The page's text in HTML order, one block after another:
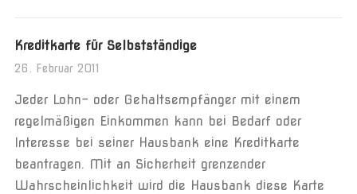
Kreditkarte für Selbstständige
26. Februar 2011
Jeder Lohn- oder Gehaltsempfänger mit einem
regelmäßigen Einkommen kann bei Bedarf oder
Interesse bei seiner Hausbank eine Kreditkarte
beantragen. Mit an Sicherheit grenzender
Wahrscheinlichkeit wird die Hausbank diese Karte